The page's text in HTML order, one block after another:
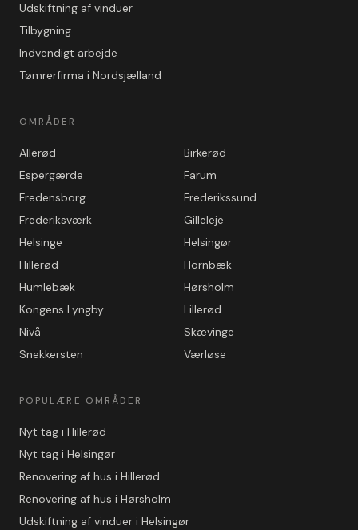
Udskiftning af vinduer
Tilbygning
Indvendigt arbejde
Tømrerfirma i Nordsjælland
OMRÅDER
Allerød
Birkerød
Espergærde
Farum
Fredensborg
Frederikssund
Frederiksværk
Gilleleje
Helsinge
Helsingør
Hillerød
Hornbæk
Humlebæk
Hørsholm
Kongens Lyngby
Lillerød
Nivå
Skævinge
Snekkersten
Værløse
POPULÆRE OMRÅDER
Nyt tag i Hillerød
Nyt tag i Helsingør
Renovering af hus i Hillerød
Renovering af hus i Hørsholm
Udskiftning af vinduer i Helsingør